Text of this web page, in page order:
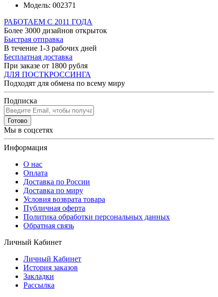
Модель: 002371
РАБОТАЕМ С 2011 ГОДА
Более 3000 дизайнов открыток
Быстрая отправка
В течение 1-3 рабочих дней
Бесплатная доставка
При заказе от 1800 рубля
ДЛЯ ПОСТКРОССИНГА
Подходят для обмена по всему миру
Подписка
Готово
Мы в соцсетях
Информация
О нас
Оплата
Доставка по России
Доставка по миру
Условия возврата товара
Публичная оферта
Политика обработки персональных данных
Обратная связь
Личный Кабинет
Личный Кабинет
История заказов
Закладки
Рассылка